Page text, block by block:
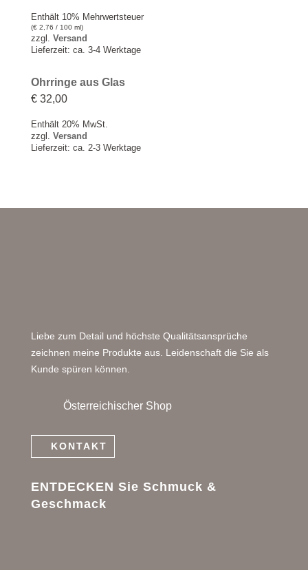
Enthält 10% Mehrwertsteuer
(€2,76 / 100 ml)
zzgl. Versand
Lieferzeit: ca. 3-4 Werktage
Ohrringe aus Glas
€32,00
Enthält 20% MwSt.
zzgl. Versand
Lieferzeit: ca. 2-3 Werktage
Liebe zum Detail und höchste Qualitätsansprüche
zeichnen meine Produkte aus. Leidenschaft die Sie als
Kunde spüren können.
Österreichischer Shop
KONTAKT
ENTDECKEN Sie Schmuck &
Geschmack